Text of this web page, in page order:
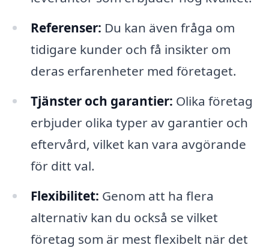
Referenser: Du kan även fråga om
tidigare kunder och få insikter om
deras erfarenheter med företaget.
Tjänster och garantier: Olika företag
erbjuder olika typer av garantier och
eftervård, vilket kan vara avgörande
för ditt val.
Flexibilitet: Genom att ha flera
alternativ kan du också se vilket
företag som är mest flexibelt när det